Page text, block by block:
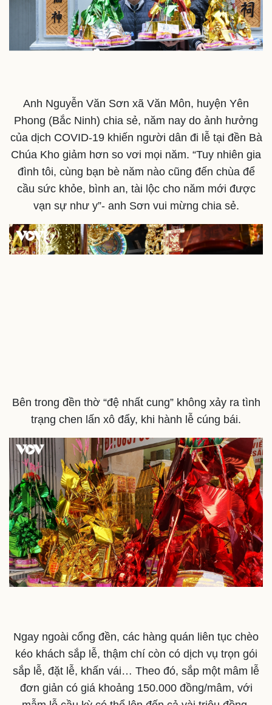
Hậu trường
Doanh nghiệp
Doanh nghiệp 24h
Doanh nhân
Vì cộng đồng
Công nghệ
Tin Công nghệ
Trải nghiệm
Chuyển đổi số
Anh Nguyễn Văn Sơn xã Văn Môn, huyện Yên
Phong (Bắc Ninh) chia sẻ, năm nay do ảnh hưởng
của dịch COVID-19 khiến người dân đi lễ tại đền Bà
Chúa Kho giảm hơn so vơi mọi năm. “Tuy nhiên gia
đình tôi, cùng bạn bè năm nào cũng đến chùa để
cầu sức khỏe, bình an, tài lộc cho năm mới được
vạn sự như y”- anh Sơn vui mừng chia sẻ.
Bên trong đền thờ “đệ nhất cung” không xảy ra tình
trạng chen lấn xô đẩy, khi hành lễ cúng bái.
Ngay ngoài cổng đền, các hàng quán liên tục chèo
kéo khách sắp lễ, thậm chí còn có dịch vụ trọn gói
sắp lễ, đặt lễ, khấn vái… Theo đó, sắp một mâm lễ
đơn giản có giá khoảng 150.000 đồng/mâm, với